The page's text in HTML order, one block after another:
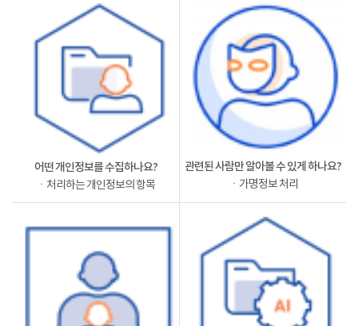
어떤 개인정보를 수집하나요?
ㆍ처리하는 개인정보의 항목
관련된 사람만 알아볼 수 있게 하나요?
ㆍ가명정보 처리